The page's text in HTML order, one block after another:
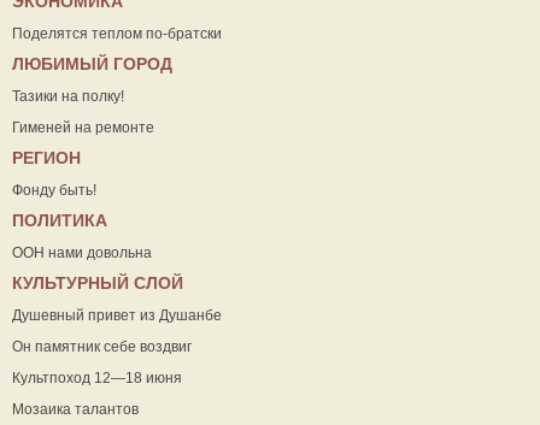
Поделятся теплом по-братски
ЛЮБИМЫЙ ГОРОД
Тазики на полку!
Гименей на ремонте
РЕГИОН
Фонду быть!
ПОЛИТИКА
ООН нами довольна
КУЛЬТУРНЫЙ СЛОЙ
Душевный привет из Душанбе
Он памятник себе воздвиг
Культпоход 12—18 июня
Мозаика талантов